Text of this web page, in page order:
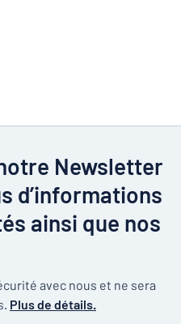
Newsletter
d’informations
ainsi que nos
avec nous et ne sera
Plus de détails.